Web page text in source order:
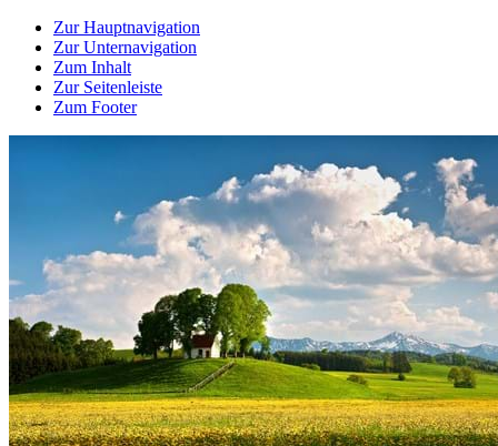
Zur Hauptnavigation
Zur Unternavigation
Zum Inhalt
Zur Seitenleiste
Zum Footer